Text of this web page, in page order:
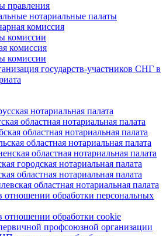
правления
нотариальные палаты
комиссия
комиссии
комиссия
комиссии
государств-участников СНГ в
нотариальная палата
областная нотариальная палата
областная нотариальная палата
областная нотариальная палата
областная нотариальная палата
городская нотариальная палата
областная нотариальная палата
областная нотариальная палата
отношении обработки персональных
отношении обработки cookie
профсоюзной организации